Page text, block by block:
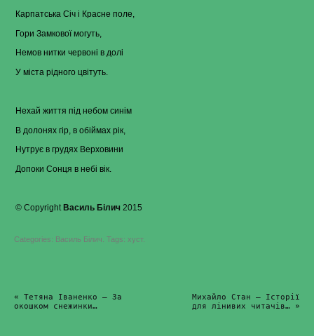
Карпатська Січ і Красне поле,
Гори Замкової могуть,
Немов нитки червоні в долі
У міста рідного цвітуть.
Нехай життя під небом синім
В долонях гір, в обіймах рік,
Нутрує в грудях Верховини
Допоки Сонця в небі вік.
© Copyright Василь Білич 2015
Categories: Василь Білич Tags: хуст.
« Тетяна Іваненко – За
окошком снежинки…
Михайло Стан – Історії
для лінивих читачів… »